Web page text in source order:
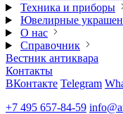
Техника и приборы
Ювелирные
О нас
Справочник
Вестник антиквара
Контакты
ВКонтакте Telegram
+7 495 657-84-59